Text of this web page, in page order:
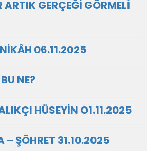
GERÇEĞİ GÖRMELİ
06.11.2025
NE?
HÜSEYİN O1.11.2025
– ŞÖHRET 31.10.2025